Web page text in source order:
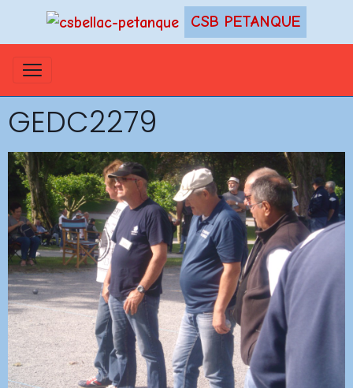
CSB PETANQUE
GEDC2279